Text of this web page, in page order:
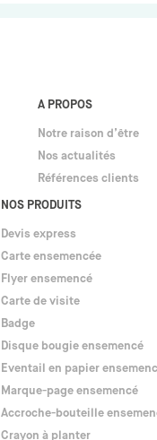
A PROPOS
Notre raison d’être
Nos actualités
Références clients
NOS PRODUITS
Devis express
Carte ensemencée
Flyer ensemencé
Carte de visite
Badge
Disque bougie ensemencé
Eventail en papier
Marque-page ensemencé
Accroche-bouteille
Crayon à planter